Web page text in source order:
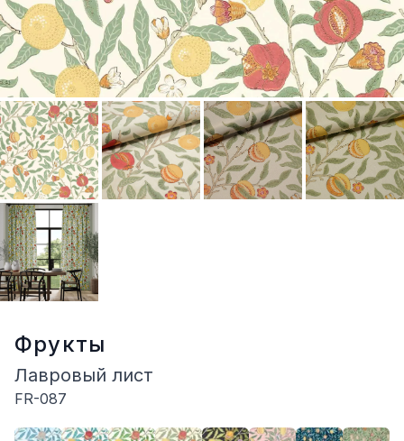
Фрукты
Лавровый лист
FR-087